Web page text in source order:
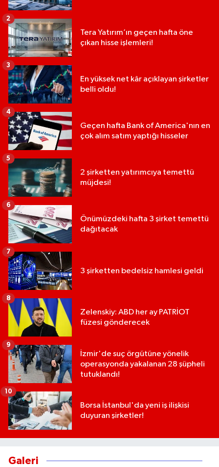
Tera Yatırım’ın geçen hafta öne
çıkan hisse işlemleri!
2
En yüksek net kâr açıklayan şirketler
belli oldu!
3
Geçen hafta Bank of America'nın en
çok alım satım yaptığı hisseler
4
2 şirketten yatırımcıya temettü
müjdesi!
5
Önümüzdeki hafta 3 şirket temettü
dağıtacak
6
3 şirketten bedelsiz hamlesi geldi
7
Zelenskiy: ABD her ay PATRİOT
füzesi gönderecek
8
İzmir'de suç örgütüne yönelik
operasyonda yakalanan 28 şüpheli
tutuklandı!
9
Borsa İstanbul'da yeni iş ilişkisi
duyuran şirketler!
10
Galeri